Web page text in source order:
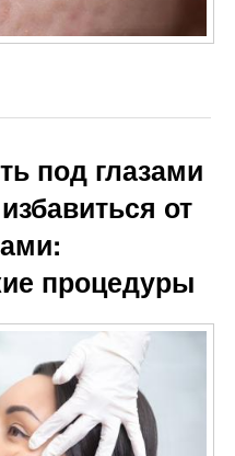
под глазами
от
процедуры